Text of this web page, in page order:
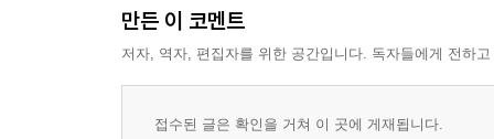
3장 | 고객을 사로잡는 매력 만들기
만든 이 코멘트
저자, 역자, 편집자를 위한 공간입니다. 독자들에게 전하
접수된 글은 확인을 거쳐 이 곳에 게재됩니다.